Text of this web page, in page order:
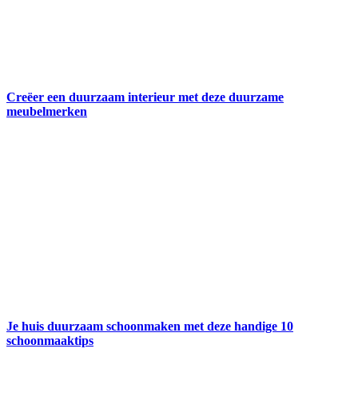
Creëer een duurzaam interieur met deze duurzame
meubelmerken
Je huis duurzaam schoonmaken met deze handige 10
schoonmaaktips